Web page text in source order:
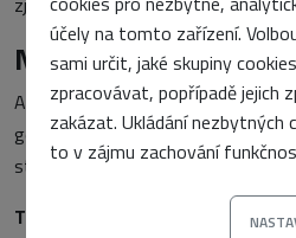
účely na tomto zařízení.
sami určit, jaké skupiny
zpracovávat, popřípadě jejich
zakázat. Ukládání nezbytných
to v zájmu zachování
Nové modely i pro
Aktualizace Zoner AI se netýká
generativní a detekční modely
stávajících funkcí.
To v praxi znamená: